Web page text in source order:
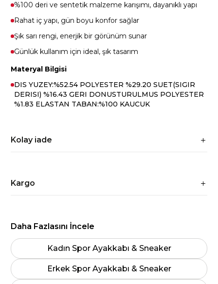
%100 deri ve sentetik malzeme karışımı, dayanıklı yapı
Rahat iç yapı, gün boyu konfor sağlar
Şık sarı rengi, enerjik bir görünüm sunar
Günlük kullanım için ideal, şık tasarım
Materyal Bilgisi
DIS YUZEY:%52.54 POLYESTER %29.20 SUET(SIGIR
DERISI) %16.43 GERI DONUSTURULMUS POLYESTER
%1.83 ELASTAN TABAN:%100 KAUCUK
Kolay iade
Kargo
Daha Fazlasını İncele
Kadın Spor Ayakkabı & Sneaker
Erkek Spor Ayakkabı & Sneaker